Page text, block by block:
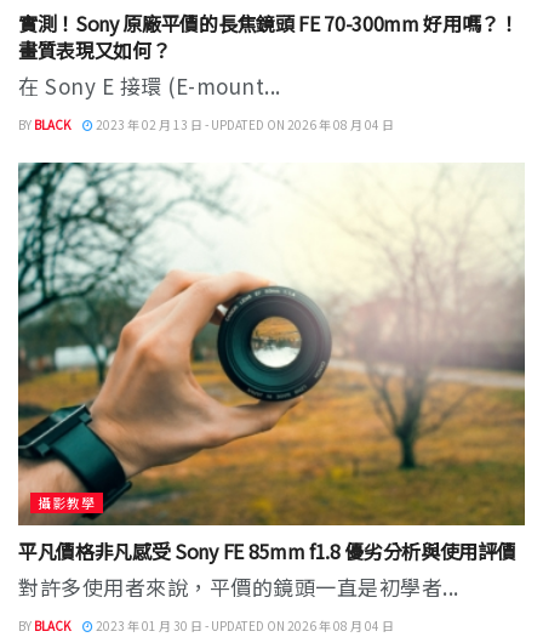
實測！Sony 原廠平價的長焦鏡頭 FE 70-300mm 好用嗎？！
畫質表現又如何？
在 Sony E 接環 (E-mount...
BY BLACK 2023 年 02 月 13 日 - UPDATED ON 2026 年 08 月 04 日
攝影教學
平凡價格非凡感受 Sony FE 85mm f1.8 優劣分析與使用評價
對許多使用者來說，平價的鏡頭一直是初學者...
BY BLACK 2023 年 01 月 30 日 - UPDATED ON 2026 年 08 月 04 日